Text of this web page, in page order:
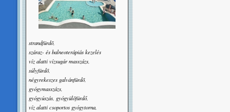
strandfürdõ,
száraz- és balneoterápiás kezelés
víz alatti vízsugár masszázs,
súlyfürdõ,
négyrekeszes galvánfürdõ,
gyógymasszázs,
gyógyúszás, gyógyülõfürdő,
víz alatti csoportos gyógytorna,